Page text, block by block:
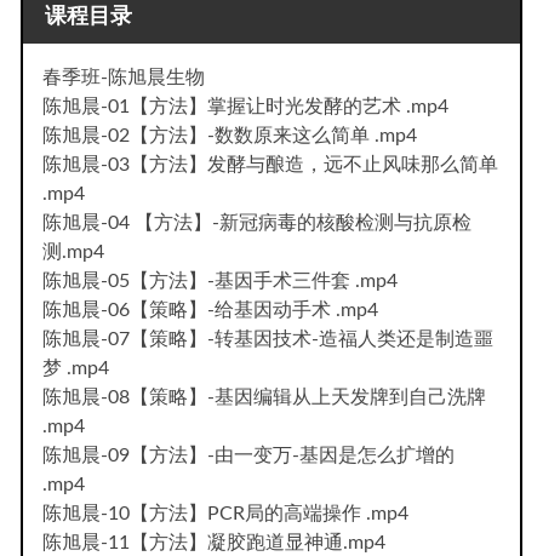
课程目录
春季班-陈旭晨生物
陈旭晨-01【方法】掌握让时光发酵的艺术 .mp4
陈旭晨-02【方法】-数数原来这么简单 .mp4
陈旭晨-03【方法】发酵与酿造，远不止风味那么简单
.mp4
陈旭晨-04 【方法】-新冠病毒的核酸检测与抗原检
测.mp4
陈旭晨-05【方法】-基因手术三件套 .mp4
陈旭晨-06【策略】-给基因动手术 .mp4
陈旭晨-07【策略】-转基因技术-造福人类还是制造噩
梦 .mp4
陈旭晨-08【策略】-基因编辑从上天发牌到自己洗牌
.mp4
陈旭晨-09【方法】-由一变万-基因是怎么扩增的
.mp4
陈旭晨-10【方法】PCR局的高端操作 .mp4
陈旭晨-11【方法】凝胶跑道显神通.mp4